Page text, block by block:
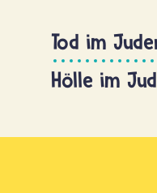
Tod im
Hölle im